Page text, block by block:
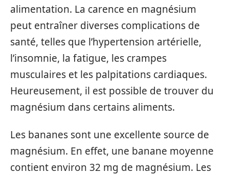
alimentation. La carence en magnésium
peut entraîner diverses complications de
santé, telles que l’hypertension artérielle,
l’insomnie, la fatigue, les crampes
musculaires et les palpitations cardiaques.
Heureusement, il est possible de trouver du
magnésium dans certains aliments.
Les bananes sont une excellente source de
magnésium. En effet, une banane moyenne
contient environ 32 mg de magnésium. Les